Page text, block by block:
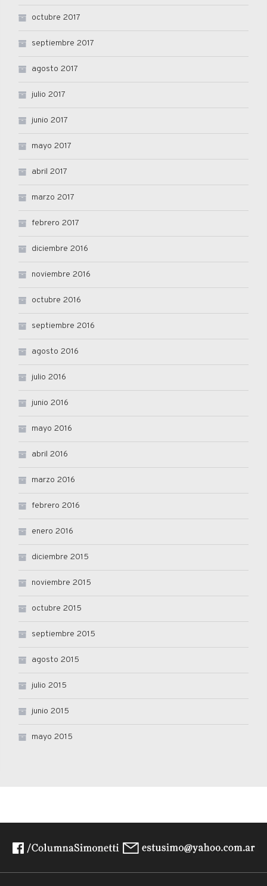
octubre 2017
septiembre 2017
agosto 2017
julio 2017
junio 2017
mayo 2017
abril 2017
marzo 2017
febrero 2017
diciembre 2016
noviembre 2016
octubre 2016
septiembre 2016
agosto 2016
julio 2016
junio 2016
mayo 2016
abril 2016
marzo 2016
febrero 2016
enero 2016
diciembre 2015
noviembre 2015
octubre 2015
septiembre 2015
agosto 2015
julio 2015
junio 2015
mayo 2015